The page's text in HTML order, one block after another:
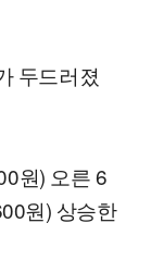
두드러졌
원) 오른 6
원) 상승한